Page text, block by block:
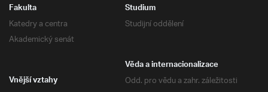
Fakulta
Katedry a centra
Akademický senát
Studium
Studijní oddělení
Věda a internacionalizace
Odd. pro vědu a zahr. záležitosti
Vnější vztahy